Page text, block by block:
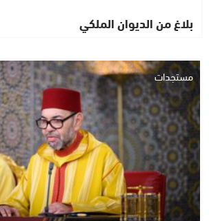
بلاغ من الديوان الملكي
مستجدات